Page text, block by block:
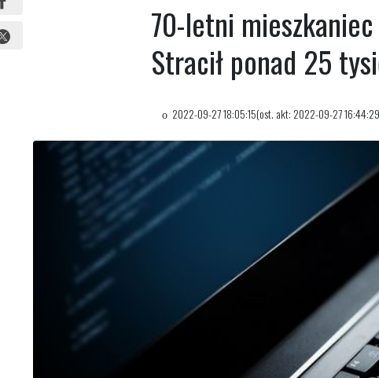
70-letni
Stracił ponad 25
2022-09-27 18:05:15(ost. akt: 2022-09-27